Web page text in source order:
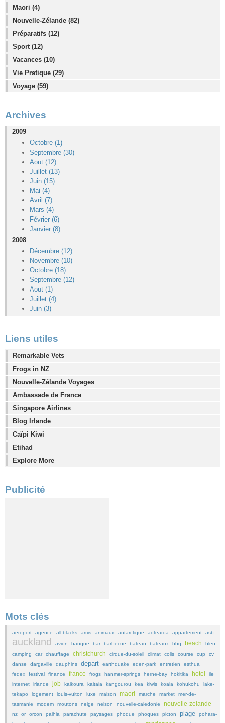
Maori (4)
Nouvelle-Zélande (82)
Préparatifs (12)
Sport (12)
Vacances (10)
Vie Pratique (29)
Voyage (59)
Archives
2009
Octobre (1)
Septembre (30)
Aout (12)
Juillet (13)
Juin (15)
Mai (4)
Avril (7)
Mars (4)
Février (6)
Janvier (8)
2008
Décembre (12)
Novembre (10)
Octobre (18)
Septembre (12)
Aout (1)
Juillet (4)
Juin (3)
Liens utiles
Remarkable Vets
Frogs in NZ
Nouvelle-Zélande Voyages
Ambassade de France
Singapore Airlines
Blog Irlande
Caïpi Kiwi
Etihad
Explore More
Publicité
Mots clés
aeroport agence all-blacks amis animaux antarctique aotearoa appartement asb
auckland avion banque bar barbecue bateau bateaux bbq beach
bleu
camping
car chauffage christchurch cirque-du-soleil climat colis course cup
cv
danse
dargaville dauphins depart earthquake eden-park entretien
esthua
fedex
festival finance france frogs hanmer-springs herne-bay hokitika hotel
ile
internet
irlande job kaikoura kaitaia kangourou kea kiwis koala kohukohu
lake-
tekapo
logement louis-vuiton luxe maison maori marche market
mer-de-
tasmanie
modem moutons neige nelson nouvelle-caledonie nouvelle-zelande
nz or orcon paihia parachute paysages phoque phoques picton plage
pohara-